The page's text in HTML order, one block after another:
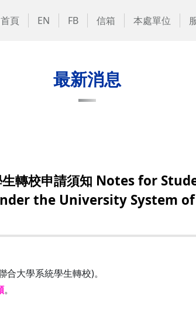
頁 EN FB 信箱 本處單位
最新消息
生轉校申請須知 Notes for
the University System of
合大學系統學生轉校)。
。